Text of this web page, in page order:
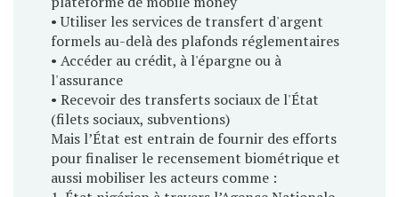
• Utiliser les services de transfert d'argent
formels au-delà des plafonds réglementaires
• Accéder au crédit, à l'épargne ou à
l'assurance
• Recevoir des transferts sociaux de l'État
(filets sociaux, subventions)
Mais l’État est entrain de fournir des efforts
pour finaliser le recensement biométrique et
aussi mobiliser les acteurs comme :